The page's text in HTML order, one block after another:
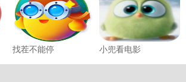
找茬不能停 小兜看电影